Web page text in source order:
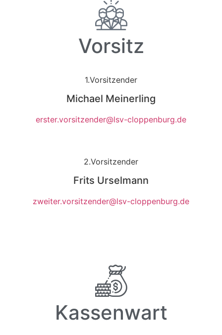
Vorsitz
1.Vorsitzender
Michael Meinerling
erster.vorsitzender@lsv-cloppenburg.de
2.Vorsitzender
Frits Urselmann
zweiter.vorsitzender@lsv-cloppenburg.de
Kassenwart